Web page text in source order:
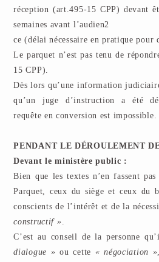
réception (art.495-15 CPP) devant
semaines avant l’audien2
ce (délai nécessaire en pratique pour
Le parquet n’est pas tenu de
15 CPP).
Dès lors qu’une information
qu’un juge d’instruction a été
requête en conversion est impossible.
PENDANT LE DÉROULEMENT
Devant le ministère public :
Bien que les textes n’en fassent
Parquet, ceux du siège et ceux du
conscients de l’intérêt et de la
constructif ».
C’est au conseil de la personne
dialogue » ou cette « négociation »